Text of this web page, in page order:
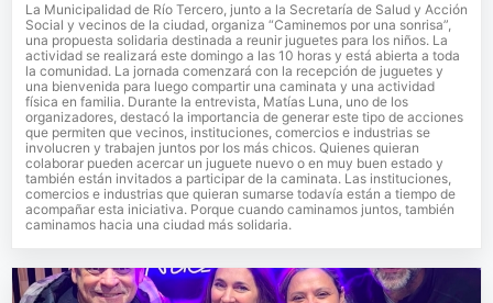
La Municipalidad de Río Tercero, junto a la Secretaría de Salud y Acción
Social y vecinos de la ciudad, organiza “Caminemos por una sonrisa”,
una propuesta solidaria destinada a reunir juguetes para los niños. La
actividad se realizará este domingo a las 10 horas y está abierta a toda
la comunidad. La jornada comenzará con la recepción de juguetes y
una bienvenida para luego compartir una caminata y una actividad
física en familia. Durante la entrevista, Matías Luna, uno de los
organizadores, destacó la importancia de generar este tipo de acciones
que permiten que vecinos, instituciones, comercios e industrias se
involucren y trabajen juntos por los más chicos. Quienes quieran
colaborar pueden acercar un juguete nuevo o en muy buen estado y
también están invitados a participar de la caminata. Las instituciones,
comercios e industrias que quieran sumarse todavía están a tiempo de
acompañar esta iniciativa. Porque cuando caminamos juntos, también
caminamos hacia una ciudad más solidaria.